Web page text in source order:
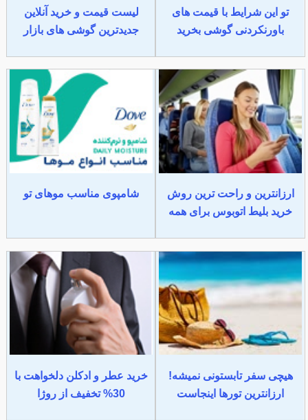
تو این شرایط با قیمت های
باورنکردنی گوشی بخرید
لیست قیمت و خرید آنلاین
جدیدترین گوشی های بازار
ارزانترین و راحت ترین روش
خرید بلیط اتوبوس برای همه
شامپوی مناسب موهای تو
هیچی سفر تابستونی نمیشه!
ارزانترین تورها اینجاست
خرید عطر و ادکلن دلخواهت با
30% تخفیف از روژا